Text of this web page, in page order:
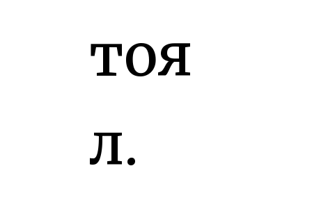
тоя
л.